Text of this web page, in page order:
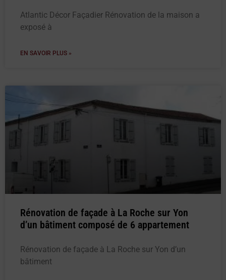
Atlantic Décor Façadier Rénovation de la maison a
exposé à
EN SAVOIR PLUS »
Rénovation de façade à La Roche sur Yon
d’un bâtiment composé de 6 appartement
Rénovation de façade à La Roche sur Yon d’un
bâtiment